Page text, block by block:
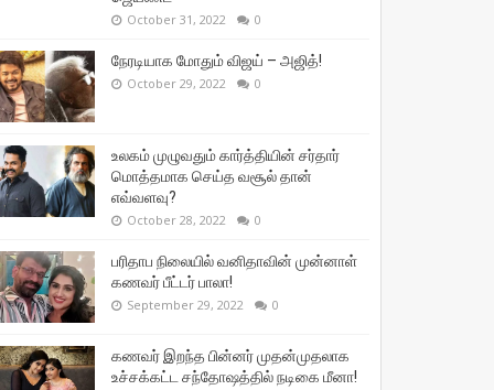
October 31, 2022 0
நேரடியாக மோதும் விஜய் – அஜித்!
October 29, 2022 0
உலகம் முழுவதும் கார்த்தியின் சர்தார்
மொத்தமாக செய்த வசூல் தான்
எவ்வளவு?
October 28, 2022 0
பரிதாப நிலையில் வனிதாவின் முன்னாள்
கணவர் பீட்டர் பாலா!
September 29, 2022 0
கணவர் இறந்த பின்னர் முதன்முதலாக
உச்சக்கட்ட சந்தோஷத்தில் நடிகை மீனா!